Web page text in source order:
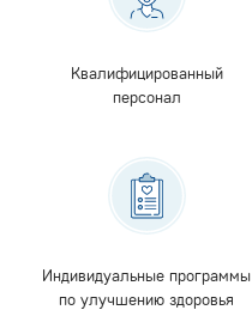
Квалифицированный
персонал
Индивидуальные программы
по улучшению здоровья